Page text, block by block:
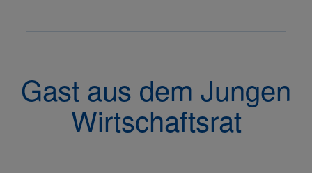
Gast aus dem Jungen
Wirtschaftsrat